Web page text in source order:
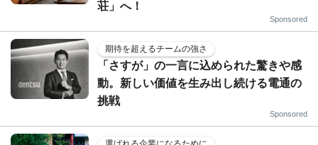
荘」へ！
Sponsored
期待を超えるチームの強さ
「さすが」の一言に込められた驚きや感
動。新しい価値を生み出し続ける電通の
挑戦
Sponsored